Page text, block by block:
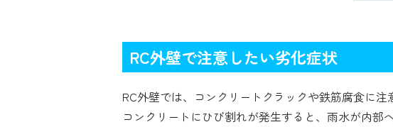
RC外壁で注意したい劣化症状
RC外壁では、コンクリートクラックや鉄筋腐食に注
コンクリートにひび割れが発生すると、雨水が内